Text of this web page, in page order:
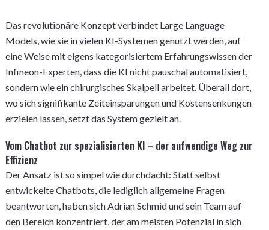
Das revolutionäre Konzept verbindet Large Language
Models, wie sie in vielen KI-Systemen genutzt werden, auf
eine Weise mit eigens kategorisiertem Erfahrungswissen der
Infineon-Experten, dass die KI nicht pauschal automatisiert,
sondern wie ein chirurgisches Skalpell arbeitet. Überall dort,
wo sich signifikante Zeiteinsparungen und Kostensenkungen
erzielen lassen, setzt das System gezielt an.
Vom Chatbot zur spezialisierten KI – der aufwendige Weg zur
Effizienz
Der Ansatz ist so simpel wie durchdacht: Statt selbst
entwickelte Chatbots, die lediglich allgemeine Fragen
beantworten, haben sich Adrian Schmid und sein Team auf
den Bereich konzentriert, der am meisten Potenzial in sich